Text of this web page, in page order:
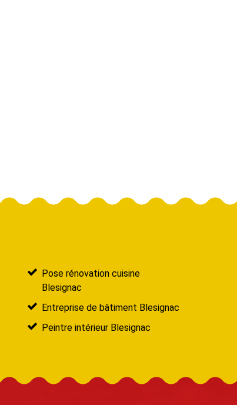
Pose rénovation cuisine
Blesignac
Entreprise de bâtiment Blesignac
Peintre intérieur Blesignac